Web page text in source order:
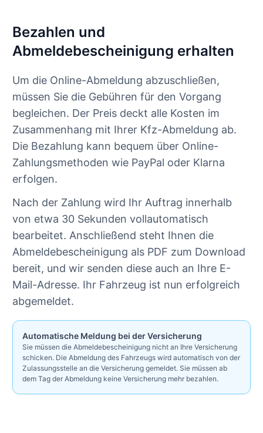
Bezahlen und
Abmeldebescheinigung erhalten
Um die Online-Abmeldung abzuschließen,
müssen Sie die Gebühren für den Vorgang
begleichen. Der Preis deckt alle Kosten im
Zusammenhang mit Ihrer Kfz-Abmeldung ab.
Die Bezahlung kann bequem über Online-
Zahlungsmethoden wie PayPal oder Klarna
erfolgen.
Nach der Zahlung wird Ihr Auftrag innerhalb
von etwa 30 Sekunden vollautomatisch
bearbeitet. Anschließend steht Ihnen die
Abmeldebescheinigung als PDF zum Download
bereit, und wir senden diese auch an Ihre E-
Mail-Adresse. Ihr Fahrzeug ist nun erfolgreich
abgemeldet.
Automatische Meldung bei der Versicherung
Sie müssen die Abmeldebescheinigung nicht an Ihre Versicherung
schicken. Die Abmeldung des Fahrzeugs wird automatisch von der
Zulassungsstelle an die Versicherung gemeldet. Sie müssen ab
dem Tag der Abmeldung keine Versicherung mehr bezahlen.